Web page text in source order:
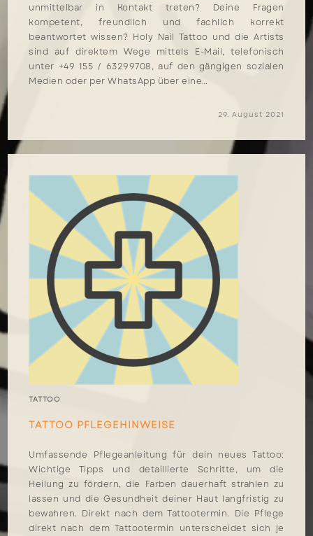
unmittelbar in Kontakt treten? Deine Fragen
kompetent, freundlich und fachlich korrekt
beantwortet wissen? Holy Nail Tattoo und die Artists
sind auf direktem Wege mittels E-Mail, telefonisch
unter +49 155 / 63299708, auf den gängigen sozialen
Medien oder per WhatsApp über eine…
29. August 2021
TATTOO
TATTOO PFLEGEHINWEISE
Umfassende Pflegeanleitung für dein neues Tattoo:
Wichtige Tipps und detaillierte Schritte, um die
Heilung zu fördern, die Farben dauerhaft strahlen zu
lassen und die Gesundheit deiner Haut langfristig zu
bewahren. Direkt nach dem Tattootermin. Die Pflege
direkt nach dem Tattootermin unterscheidet sich je